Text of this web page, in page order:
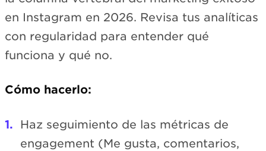
en Instagram en 2026. Revisa tus analíticas
con regularidad para entender qué
funciona y qué no.
Cómo hacerlo:
Haz seguimiento de las métricas de
engagement (Me gusta, comentarios,